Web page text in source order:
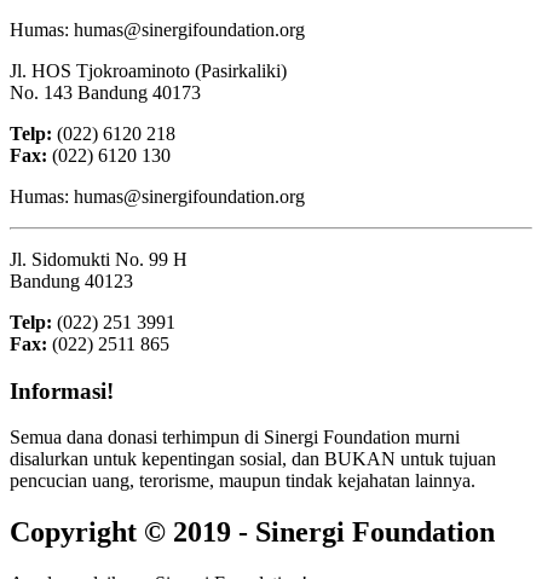
Humas: humas@sinergifoundation.org
Jl. HOS Tjokroaminoto (Pasirkaliki)
No. 143 Bandung 40173
Telp: (022) 6120 218
Fax: (022) 6120 130
Humas: humas@sinergifoundation.org
Jl. Sidomukti No. 99 H
Bandung 40123
Telp: (022) 251 3991
Fax: (022) 2511 865
Informasi!
Semua dana donasi terhimpun di Sinergi Foundation murni
disalurkan untuk kepentingan sosial, dan BUKAN untuk tujuan
pencucian uang, terorisme, maupun tindak kejahatan lainnya.
Copyright © 2019 - Sinergi Foundation